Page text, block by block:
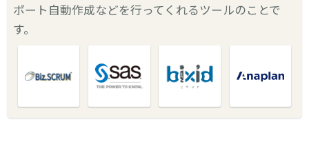
ポート自動作成などを行ってくれるツールのことで
す。